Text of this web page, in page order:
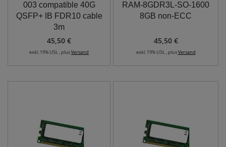
003 compatible 40G
QSFP+ IB FDR10 cable
3m
45,50 €
exkl. 19% USt. , plusVersand
RAM-8GDR3L-SO-1600
8GB non-ECC
45,50 €
exkl. 19% USt. , plusVersand